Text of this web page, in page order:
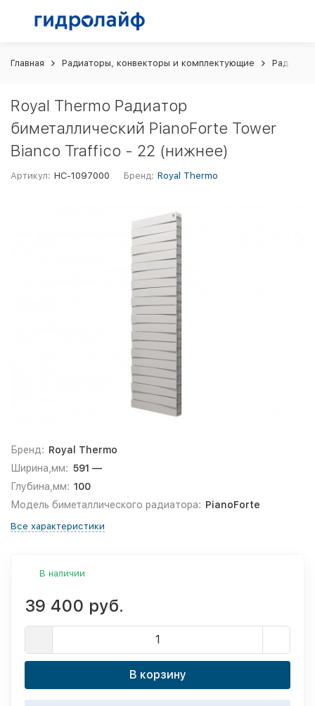
Главная Радиаторы, конвекторы и комплектующие
Royal Thermo Радиатор
биметаллический PianoForte Tower
Bianco Traffico - 22 (нижнее)
Артикул: НС-1097000 Бренд: Royal Thermo
Бренд: Royal Thermo
Ширина,мм: 591 —
Глубина,мм: 100
Модель биметаллического радиатора: PianoForte
Все характеристики
В наличии
39 400 руб.
В корзину